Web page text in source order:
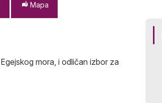
Mapa
mora, i odličan izbor za